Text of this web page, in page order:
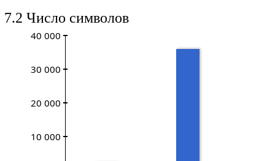
7.2 Число символов
10 000
20 000
30 000
40 000